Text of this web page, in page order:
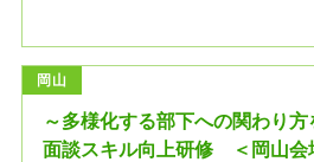
岡山
～多様化する部下への関わり方
面談スキル向上研修 ＜岡山会